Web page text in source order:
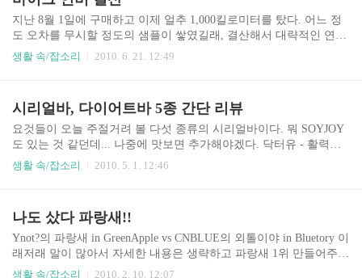
지난 8월 1일에 구매하고 이제 얼추 1,000킬로미터를 탔다. 어느 정
도 오차를 무시할 정도의 샘플이 쌓였길래, 결산해서 대략적인 연비
를 살펴보려고 한다. 뭔소리지 -_-; 8월 3회 주유 11,803원 9월 5회 주
이해서 그런가? 연비가 정말 최악이구만, 1,700원이라고 해도 27km/l
가 안 넘네. 아~ 갑자기 기변 욕구가 확 생기네...:( +20100621) 다음
1,000킬로미터는 약 24 km/l였음. 자세한 내역은 첨부된 엑셀파일
로...
생활 속/잡소리 2010. 6. 21. 12:49
시리얼바, 다이어트바 5종 간단 리뷰
요것들이 오늘 주절거려 볼 다섯 종류의 시리얼바이다. 뭐 SOYJOY
도 있는 것 같던데... 나중에 맛보면 추가해야겠다. 닥터유 - 활력충
전 에너지바 1봉지 40g에 195kcal 오리온 (다이어트, 시리얼)바 중에
도 하고, 많이 딱딱하지도 않아서 잘 넘어간다. 근데 열량이 높아서
아무래도 다이어트 용도로는 부적합하지 않나 생각한다. 닥터유 -
가벼워지는 99칼로리바 1봉지 28g에 99kcal 몰랐는데 무게가 상당히
가볍네? 초콜릿이 위에 살짝만 얹혀 있는 정도라서 그런가보다. 시
생활 속/잡소리 2010. 5. 1. 12:46
나도 샀다 파랑새!!
Ynot?의 파랑새 in GreenApple vs CNBLUE의 외톨이야 in Bluetory 이
래저래 말이 많아서 자세한 내용은 생략하고 파랑새 1위 만들어주기
프로젝트가 있어서 멋져보여서 참여했다. 은근 참여하게 만든다. ㅋ
생활 속/잡소리 2010. 2. 10. 12:07